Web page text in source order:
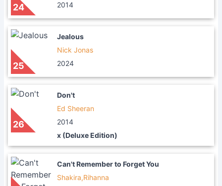
24
2014
25
Jealous
Nick Jonas
2024
26
Don't
Ed Sheeran
2014
x (Deluxe Edition)
Can't Remember to Forget You
Shakira,Rihanna